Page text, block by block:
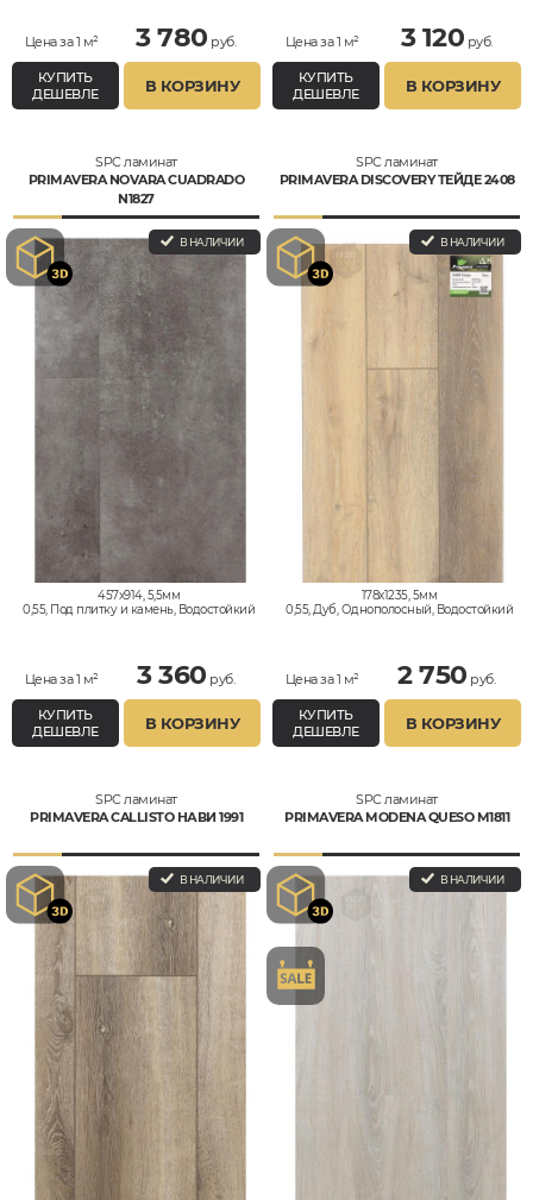
Цена за 1 м² 3 780 руб.
КУПИТЬ
ДЕШЕВЛЕ
В КОРЗИНУ
Цена за 1 м² 3 120 руб.
КУПИТЬ
ДЕШЕВЛЕ
В КОРЗИНУ
SPC ламинат
PRIMAVERA NOVARA CUADRADO
N1827
В НАЛИЧИИ
457x914, 5,5мм
0,55, Под плитку и камень, Водостойкий
Цена за 1 м² 3 360 руб.
КУПИТЬ
ДЕШЕВЛЕ
В КОРЗИНУ
SPC ламинат
PRIMAVERA DISCOVERY ТЕЙДЕ 2408
В НАЛИЧИИ
178x1235, 5мм
0,55, Дуб, Однополосный, Водостойкий
Цена за 1 м² 2 750 руб.
КУПИТЬ
ДЕШЕВЛЕ
В КОРЗИНУ
SPC ламинат
PRIMAVERA CALLISTO НАВИ 1991
В НАЛИЧИИ
SPC ламинат
PRIMAVERA MODENA QUESO M1811
В НАЛИЧИИ